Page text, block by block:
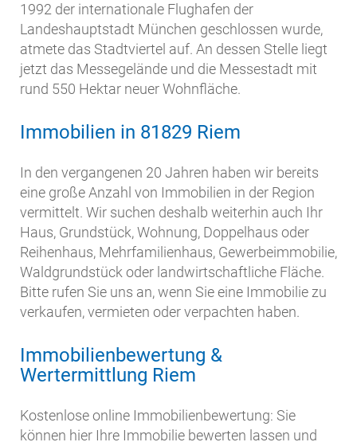
1992 der internationale Flughafen der
Landeshauptstadt München geschlossen wurde,
atmete das Stadtviertel auf. An dessen Stelle liegt
jetzt das Messegelände und die Messestadt mit
rund 550 Hektar neuer Wohnfläche.
Immobilien in 81829 Riem
In den vergangenen 20 Jahren haben wir bereits
eine große Anzahl von Immobilien in der Region
vermittelt. Wir suchen deshalb weiterhin auch Ihr
Haus, Grundstück, Wohnung, Doppelhaus oder
Reihenhaus, Mehrfamilienhaus, Gewerbeimmobilie,
Waldgrundstück oder landwirtschaftliche Fläche.
Bitte rufen Sie uns an, wenn Sie eine Immobilie zu
verkaufen, vermieten oder verpachten haben.
Immobilienbewertung &
Wertermittlung Riem
Kostenlose online Immobilienbewertung: Sie
können hier Ihre Immobilie bewerten lassen und